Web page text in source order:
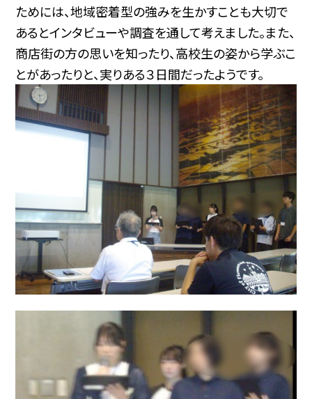
ためには、地域密着型の強みを生かすことも大切で
あるとインタビューや調査を通して考えました。また、
商店街の方の思いを知ったり、高校生の姿から学ぶこ
とがあったりと、実りある３日間だったようです。